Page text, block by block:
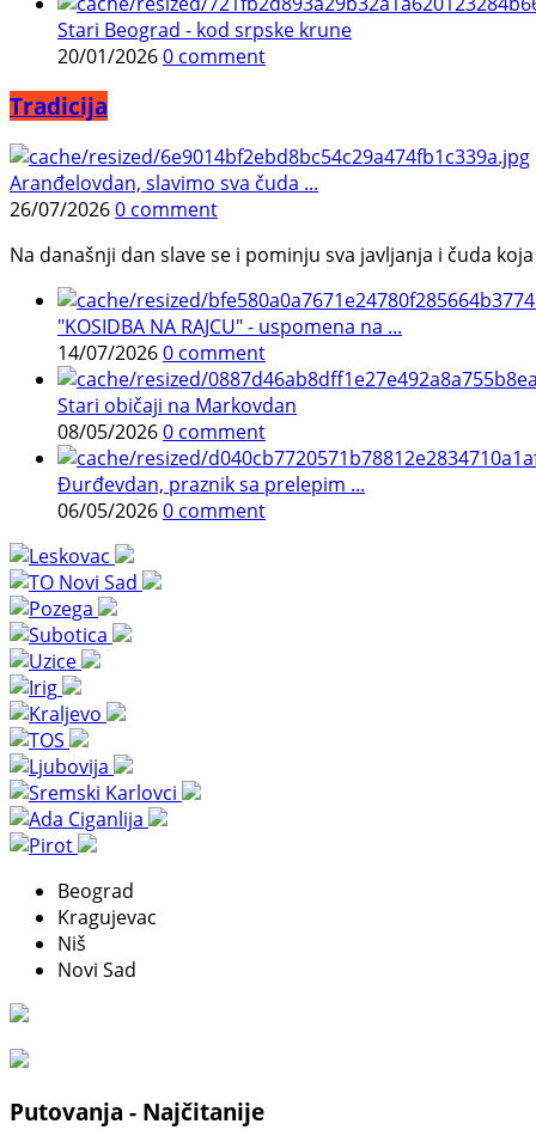
Stari Beograd - kod srpske krune
20/01/20260 comment
Tradicija
Aranđelovdan, slavimo sva čuda ...
26/07/20260 comment
Na današnji dan slave se i pominju sva javljanja i čuda
"KOSIDBA NA RAJCU" - uspomena na ...
14/07/20260 comment
Stari običaji na Markovdan
08/05/20260 comment
Đurđevdan, praznik sa prelepim ...
06/05/20260 comment
Beograd
Kragujevac
Niš
Novi Sad
Putovanja - Najčitanije